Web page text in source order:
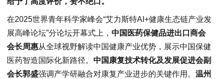
在2025世界青年科学家峰会“艾力斯特AI+健康生态链产业发
展高峰论坛”分论坛开幕式上， 中国医药保健品进出口商会
会长周惠从全球视野解读中国健康产业优势，展示中国保健
医药智造国际化新路径。 中国康复技术转化及发展促进会副
会长郭盛强调产学研融合对康复产业进步的关键作用。 温州